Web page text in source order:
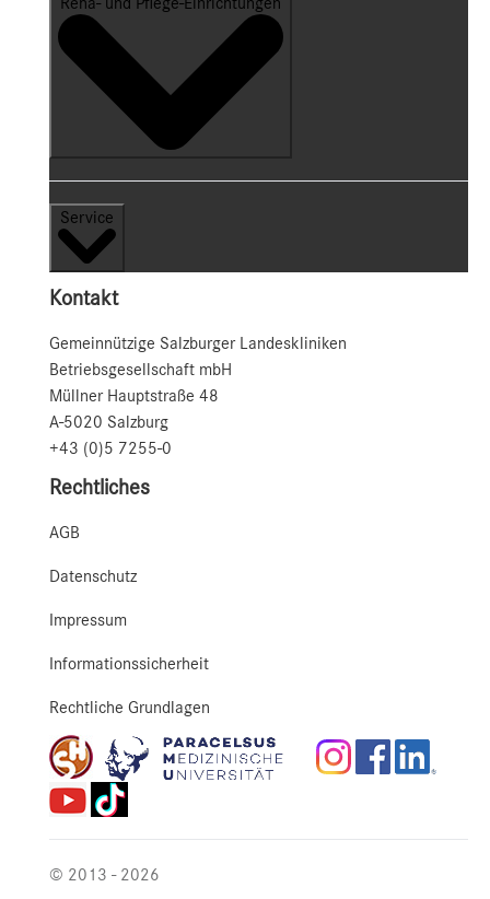
Service
Kontakt
Gemeinnützige Salzburger Landeskliniken
Betriebsgesellschaft mbH
Müllner Hauptstraße 48
A-5020 Salzburg
+43 (0)5 7255-0
Rechtliches
AGB
Datenschutz
Impressum
Informationssicherheit
Rechtliche Grundlagen
© 2013 - 2026